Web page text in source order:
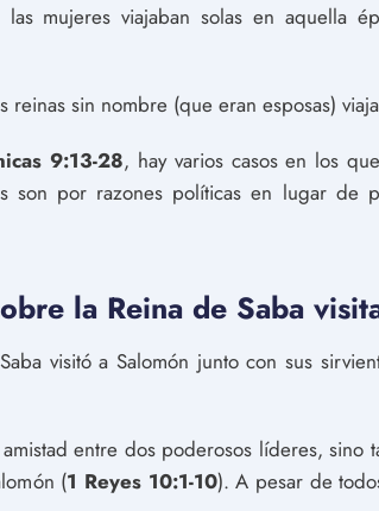
mujeres viajaban solas en aquella
reinas sin nombre (que eran esposas)
9:13-28, hay varios casos en los
son por razones políticas en lugar de
la Reina de Saba
visitó a Salomón junto con sus
entre dos poderosos líderes,
(1 Reyes 10:1-10). A pesar de